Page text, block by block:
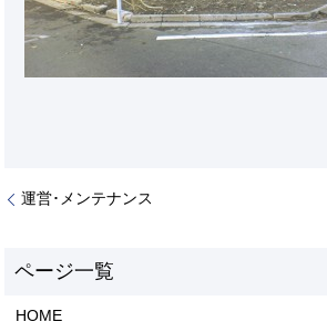
運営･メンテナンス
HOME